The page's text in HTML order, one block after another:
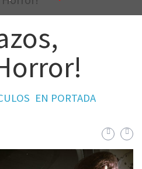
EN PORTADA